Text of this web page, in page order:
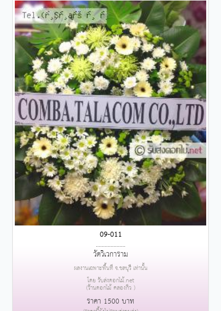
09-011
....................
วัดวิเวการาม
ผลงานเฉพาะพื้นที่ จ.ชลบุรี เท่านั้น
โดย รับส่งดอกไม้.net
(ร้านดอกไม้ คลองกิ่ว )
ราคา 1500 บาท